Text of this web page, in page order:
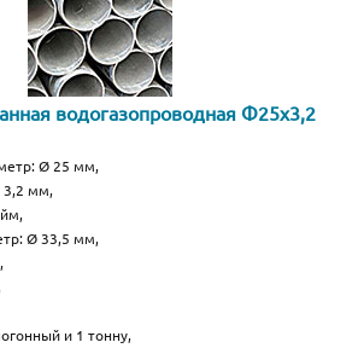
водогазопроводная Ф25х3,2
Ø 25 мм,
3,2 мм,
Ø 33,5 мм,
и 1 тонну,